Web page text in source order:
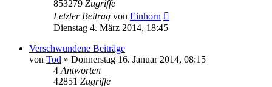
853279 Zugriffe
Letzter Beitrag von Einhorn
Dienstag 4. März 2014, 18:45
Verschwundene Beiträge
von Tod » Donnerstag 16. Januar 2014, 08:15
4 Antworten
42851 Zugriffe